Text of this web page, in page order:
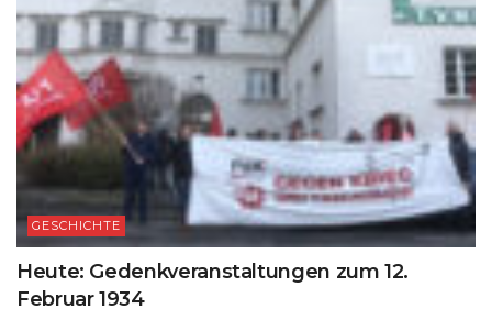
GESCHICHTE
Heute: Gedenkveranstaltungen zum 12.
Februar 1934